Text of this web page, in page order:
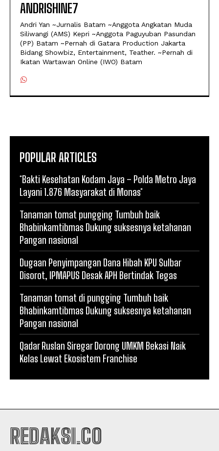
ANDRISHINE7
Andri Yan ~Jurnalis Batam ~Anggota Angkatan Muda
Siliwangi (AMS) Kepri ~Anggota Paguyuban Pasundan
(PP) Batam ~Pernah di Gatara Production Jakarta
Bidang Showbiz, Entertainment, Teather. ~Pernah di
Ikatan Wartawan Online (IWO) Batam
POPULAR ARTICLES
*Bakti Kesehatan Kodam Jaya – Polda Metro Jaya
Layani 1.876 Masyarakat di Monas*
Tanaman tomat pungging Tumbuh baik
Bhabinkamtibmas Dukung suksesnya ketahanan
Pangan nasional
Dugaan Penyimpangan Dana Hibah KPU Sulbar
Disorot, IPMAPUS Desak APH Bertindak Tegas
Tanaman tomat di pungging Tumbuh baik
Bhabinkamtibmas Dukung suksesnya ketahanan
Pangan nasional
Qadar Ruslan Siregar Dorong UMKM Bekasi Naik
Kelas Lewat Ekosistem Franchise
REDAKSI.CO